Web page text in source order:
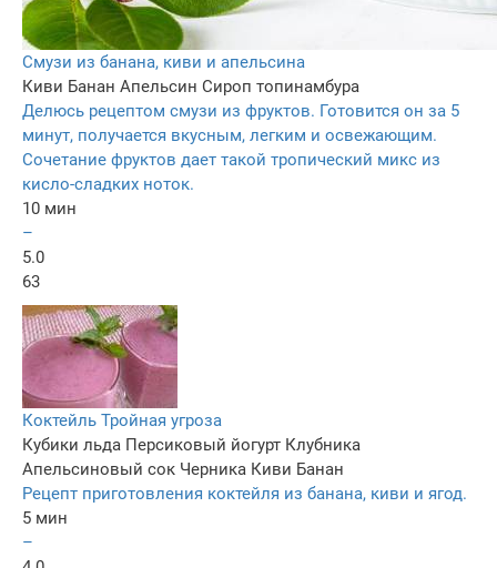
Смузи из банана, киви и апельсина
Киви Банан Апельсин Сироп топинамбура
Делюсь рецептом смузи из фруктов. Готовится он за 5
минут, получается вкусным, легким и освежающим.
Сочетание фруктов дает такой тропический микс из
кисло-сладких ноток.
10 мин
–
5.0
63
Коктейль Тройная угроза
Кубики льда Персиковый йогурт Клубника
Апельсиновый сок Черника Киви Банан
Рецепт приготовления коктейля из банана, киви и ягод.
5 мин
–